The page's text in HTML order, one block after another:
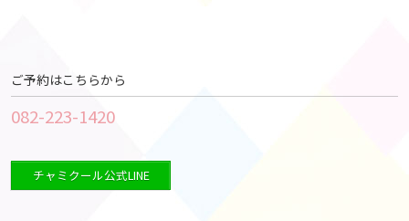
ご予約はこちらから
082-223-1420
チャミクール公式LINE